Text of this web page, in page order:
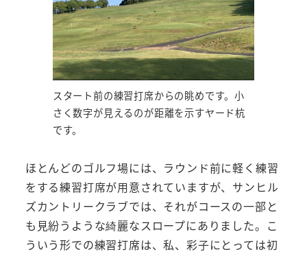
スタート前の練習打席からの眺めです。小
さく数字が見えるのが距離を示すヤード杭
です。
ほとんどのゴルフ場には、ラウンド前に軽く練習
をする練習打席が用意されていますが、サンヒル
ズカントリークラブでは、それがコースの一部と
も見紛うような綺麗なスロープにありました。こ
ういう形での練習打席は、私、彩子にとっては初